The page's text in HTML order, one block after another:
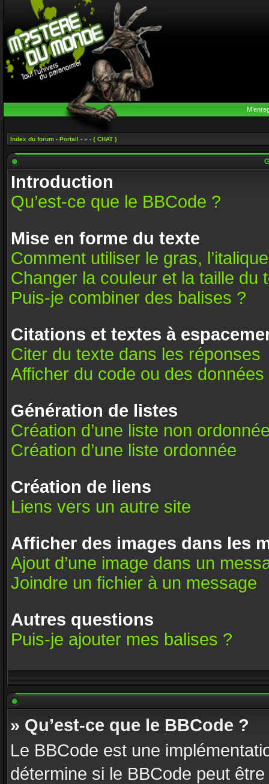
Index du forum - Portail - » - { CHAT }
Introduction
Qu’est-ce que le BBCode ?
Mise en forme du texte
Comment utiliser le gras,
Changer la couleur et la taille du
Puis-je combiner des balises ?
Citations et textes à
Citer du texte dans les réponses
Afficher du code ou des
Génération de listes
Création d’une liste non
Création d’une liste ordonnée
Création de liens
Liens vers un autre site
Afficher des images dans les
Ajout d’une image dans un
Joindre un fichier à un message
Autres questions
Puis-je ajouter mes balises ?
» Qu’est-ce que le BBCode ?
Le BBCode est une
détermine si le BBCode peut